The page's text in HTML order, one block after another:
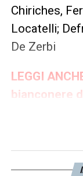
Chiriches,
Locatelli;
De Zerbi
LEGGI
bianconere